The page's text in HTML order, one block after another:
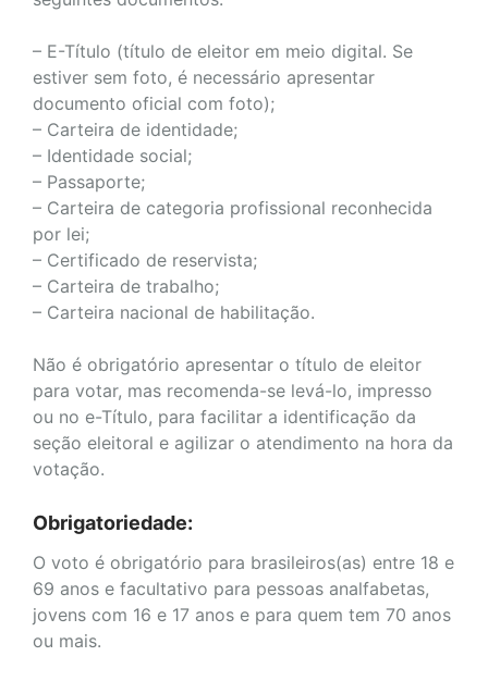
– E-Título (título de eleitor em meio digital. Se
estiver sem foto, é necessário apresentar
documento oficial com foto);
– Carteira de identidade;
– Identidade social;
– Passaporte;
– Carteira de categoria profissional reconhecida
por lei;
– Certificado de reservista;
– Carteira de trabalho;
– Carteira nacional de habilitação.
Não é obrigatório apresentar o título de eleitor
para votar, mas recomenda-se levá-lo, impresso
ou no e-Título, para facilitar a identificação da
seção eleitoral e agilizar o atendimento na hora da
votação.
Obrigatoriedade:
O voto é obrigatório para brasileiros(as) entre 18 e
69 anos e facultativo para pessoas analfabetas,
jovens com 16 e 17 anos e para quem tem 70 anos
ou mais.